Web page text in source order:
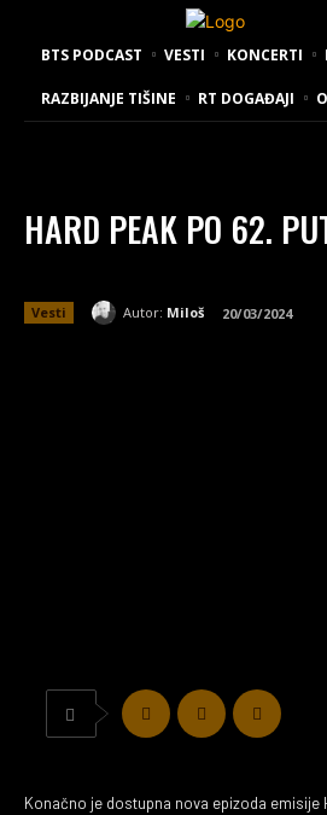
BTS PODCAST VESTI KONCERTI
RAZBIJANJE TIŠINE RT DOGAĐAJI
HARD PEAK PO 62.
Vesti Autor: Miloš 20/03/2024
Konačno je dostupna nova epizoda emisije